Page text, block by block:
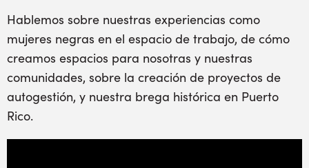
Hablemos sobre nuestras experiencias como
mujeres negras en el espacio de trabajo, de cómo
creamos espacios para nosotras y nuestras
comunidades, sobre la creación de proyectos de
autogestión, y nuestra brega histórica en Puerto
Rico.